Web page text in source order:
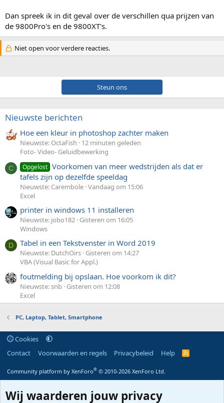
Dan spreek ik in dit geval over de verschillen qua prijzen van
de 9800Pro's en de 9800XT's.
Niet open voor verdere reacties.
Steun ons
Nieuwste berichten
Hoe een kleur in photoshop zachter maken
Nieuwste: OctaFish
12 minuten geleden
Foto- Video- Geluidbewerking
C Opgelost Voorkomen van meer wedstrijden als dat er
tafels zijn op dezelfde speeldag
Nieuwste: Carembole Vandaag om 15:06
Excel
printer in windows 11 installeren
Nieuwste: jobo182 Gisteren om 16:05
Windows
D Tabel in een Tekstvenster in Word 2019
Nieuwste: DutchOirs Gisteren om 14:27
VBA (Visual Basic for Appl.)
foutmelding bij opslaan. Hoe voorkom ik dit?
Nieuwste: snb Gisteren om 12:08
Excel
PC, Laptop, Tablet, Smartphone
Cookies
Contact
Voorwaarden en regels Privacybeleid Help
R
S
Community platform by XenForo® © 2010-2026 XenForo Ltd.
Wij waarderen jouw privacy